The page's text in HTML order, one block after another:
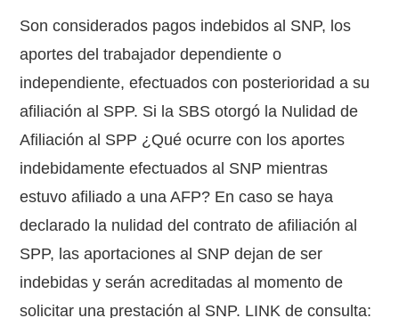
Son considerados pagos indebidos al SNP, los
aportes del trabajador dependiente o
independiente, efectuados con posterioridad a su
afiliación al SPP. Si la SBS otorgó la Nulidad de
Afiliación al SPP ¿Qué ocurre con los aportes
indebidamente efectuados al SNP mientras
estuvo afiliado a una AFP? En caso se haya
declarado la nulidad del contrato de afiliación al
SPP, las aportaciones al SNP dejan de ser
indebidas y serán acreditadas al momento de
solicitar una prestación al SNP. LINK de consulta: